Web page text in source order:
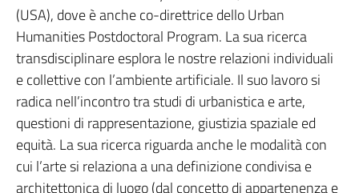
(USA), dove è anche co-direttrice dello Urban
Humanities Postdoctoral Program. La sua ricerca
transdisciplinare esplora le nostre relazioni individuali
e collettive con l’ambiente artificiale. Il suo lavoro si
radica nell’incontro tra studi di urbanistica e arte,
questioni di rappresentazione, giustizia spaziale ed
equità. La sua ricerca riguarda anche le modalità con
cui l’arte si relaziona a una definizione condivisa e
architettonica di luogo (dal concetto di appartenenza e